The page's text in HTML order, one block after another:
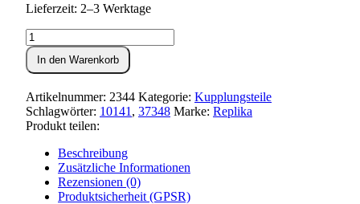
Lieferzeit: 2–3 Werktage
Antriebsritzel
(20
Zahn)
S51,SR50,KR51/2
Menge
In den Warenkorb
Artikelnummer: 2344 Kategorie: Kupplungsteile
Schlagwörter: 10141 , 37348 Marke: Replika
Produkt teilen:
Beschreibung
Zusätzliche Informationen
Rezensionen (0)
Produktsicherheit (GPSR)